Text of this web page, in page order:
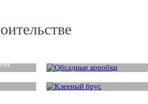
Брус клееный из